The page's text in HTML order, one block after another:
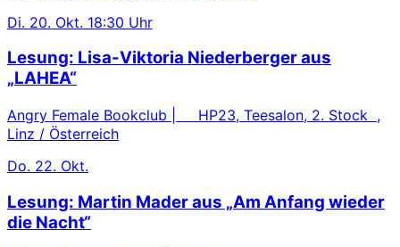
Di. 20. Okt. 18:30 Uhr
Lesung: Lisa-Viktoria Niederberger aus
„LAHEA“
Angry Female Bookclub | HP23, Teesalon, 2. Stock ,
Linz / Österreich
Do. 22. Okt.
Lesung: Martin Mader aus „Am Anfang wieder
die Nacht“